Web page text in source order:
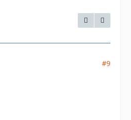
#9